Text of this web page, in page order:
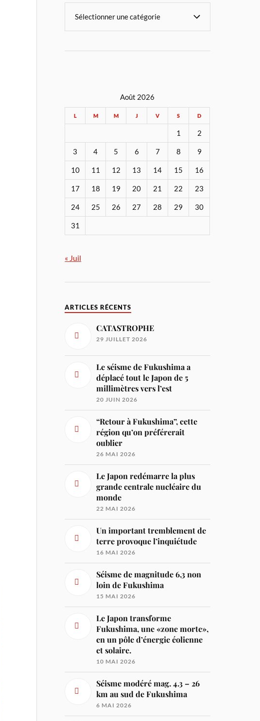
Août 2026
L M M J V S D
1 2
3 4 5 6 7 8 9
10 11 12 13 14 15 16
17 18 19 20 21 22 23
24 25 26 27 28 29 30
31
« Juil
ARTICLES RÉCENTS
CATASTROPHE
29 JUILLET 2026
Le séisme de Fukushima a
déplacé tout le Japon de 5
millimètres vers l’est
20 JUIN 2026
“Retour à Fukushima”, cette
région qu’on préférerait
oublier
26 MAI 2026
Le Japon redémarre la plus
grande centrale nucléaire du
monde
22 MAI 2026
Un important tremblement de
terre provoque l’inquiétude
16 MAI 2026
Séisme de magnitude 6,3 non
loin de Fukushima
15 MAI 2026
Le Japon transforme
Fukushima, une «zone morte»,
en un pôle d’énergie éolienne
et solaire.
10 MAI 2026
Séisme modéré mag. 4.3 – 26
km au sud de Fukushima
6 MAI 2026